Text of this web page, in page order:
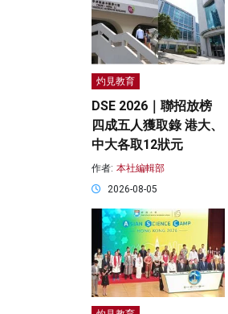
灼見教育
DSE 2026｜聯招放榜
四成五人獲取錄 港大、
中大各取12狀元
作者: 本社編輯部
2026-08-05